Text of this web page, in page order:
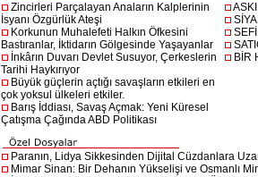
Zincirleri Parçalayan Anaların Kalplerinin
İsyanı Özgürlük Ateşi
Korkunun Muhalefeti Halkın Öfkesini
Bastıranlar, İktidarın Gölgesinde Yaşayanlar
İnkârın Duvarı Devlet Susuyor, Çerkeslerin
Tarihi Haykırıyor
Büyük güçlerin açtığı savaşların etkileri en
çok yoksul ülkeleri etkiler.
Barış İddiası, Savaş Açmak: Yeni Küresel
Çatışma Çağında ABD Politikası
BİR
Paranın, Lidya Sikkesinden Dijital Cüzdanlara
Mimar Sinan: Bir Dehanın Yükselişi ve Osmanlı